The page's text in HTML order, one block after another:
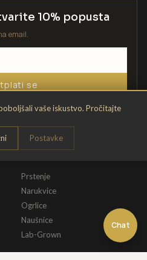
Chat
vaše iskustvo. Pročitajte
Postavke
10% popusta
email.
se
Prstenje
Narukvice
Ogrlice
Naušnice
Lab-Grown